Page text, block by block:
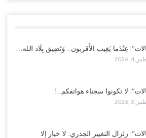
عِنْدَما يَغِيب الأَقربون.. وَتَضِيق بِلَاد الله…
2026
لا تكونوا سجناء هواتفكم..!
2026
زلزال التغيير الجذري: لا خيار إلا